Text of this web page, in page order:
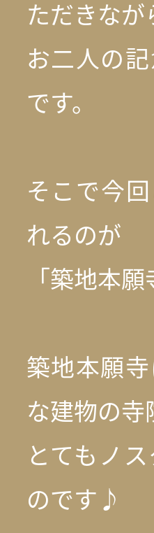
ただきなが
お二人の
です。
そこで今
れるのが
「築地本
築地本願
な建物の寺
とてもノ
のです♪